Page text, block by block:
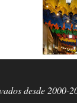
desde